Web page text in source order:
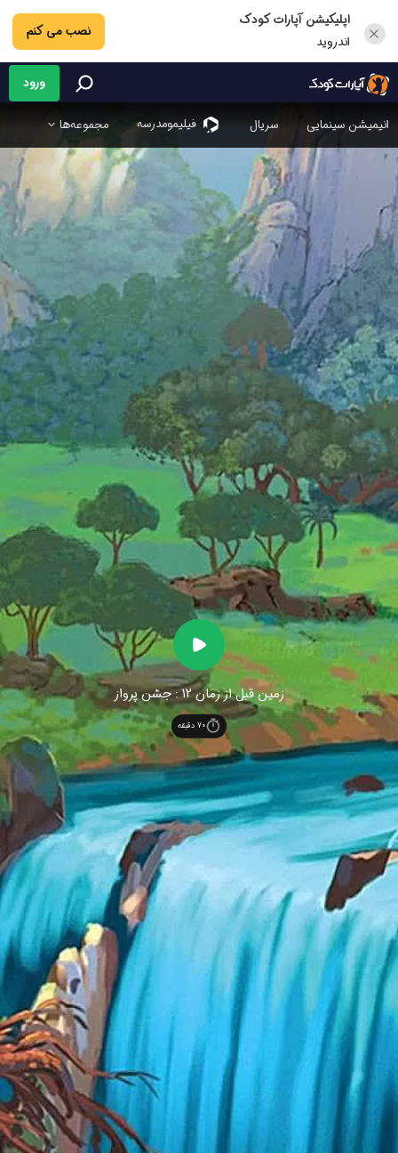
اپلیکیشن آپارات کودک
اندروید
نصب می کنم
انیمیشن سینمایی سریال فیلیمو‌مدرسه مجموعه‌ها
ورود
زمین قبل از زمان 12 : جشن پرواز
70 دقیقه